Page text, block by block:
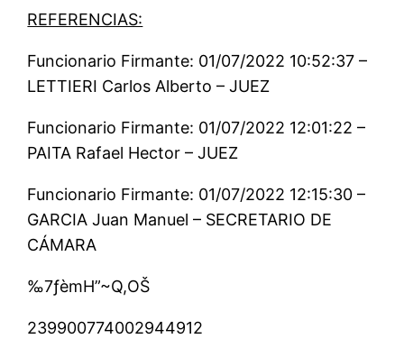
REFERENCIAS:
Funcionario Firmante: 01/07/2022 10:52:37 –
LETTIERI Carlos Alberto – JUEZ
Funcionario Firmante: 01/07/2022 12:01:22 –
PAITA Rafael Hector – JUEZ
Funcionario Firmante: 01/07/2022 12:15:30 –
GARCIA Juan Manuel – SECRETARIO DE
CÁMARA
‰7ƒèmH”~Q,OŠ
239900774002944912